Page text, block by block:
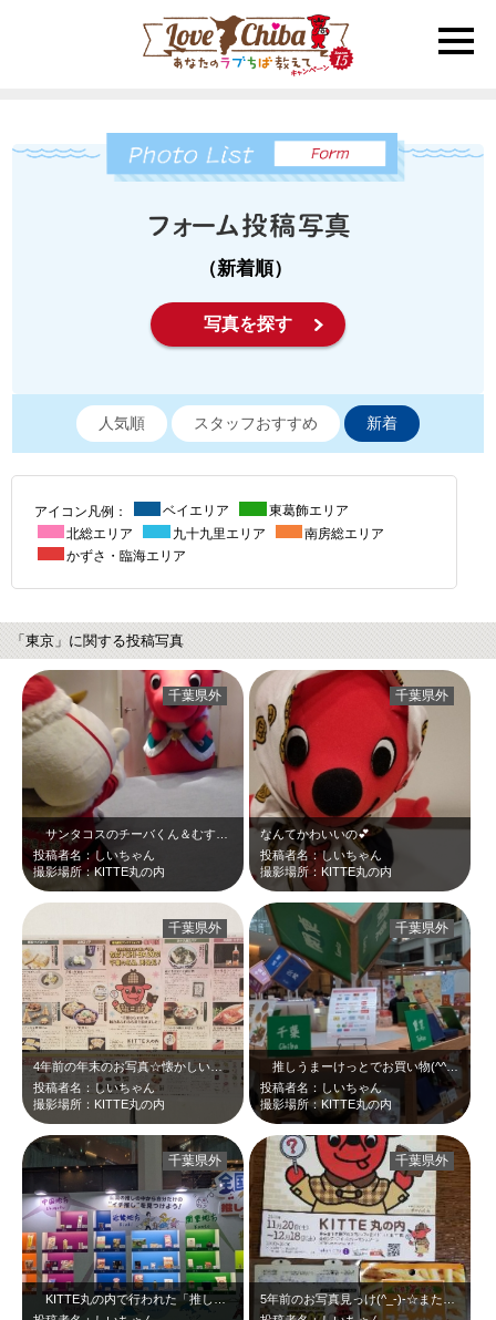
toggle
（新着順）
写真を探す
人気順 スタッフおすすめ 新着
アイコン凡例： ベイエリア
東葛飾エリア
北総エリア
九十九里エリア
南房総エリア
かずさ・臨海エリア
「東京」に関する投稿写真
サンタコスのチーバくん＆むすび丸☆お芝居してるのかな？かわゆい！！
投稿者名：しいちゃん
撮影場所：KITTE丸の内
千葉県外
なんてかわいいの💕
投稿者名：しいちゃん
撮影場所：KITTE丸の内
千葉県外
4年前の年末のお写真☆懐かしい！！ちばI・CHI・BAでーす＼(^o^) ／
投稿者名：しいちゃん
撮影場所：KITTE丸の内
千葉県外
推しうまーけっとでお買い物(^^♪真ん中が千葉県ブース☆勝浦タンタンメンと落…
投稿者名：しいちゃん
撮影場所：KITTE丸の内
千葉県外
KITTE丸の内で行われた「推しうまーけっと」のPRステージ前です。分かりづ…
千葉県外
5年前のお写真見っけ(^_-)-☆また東京でやってほしい☆
千葉県外